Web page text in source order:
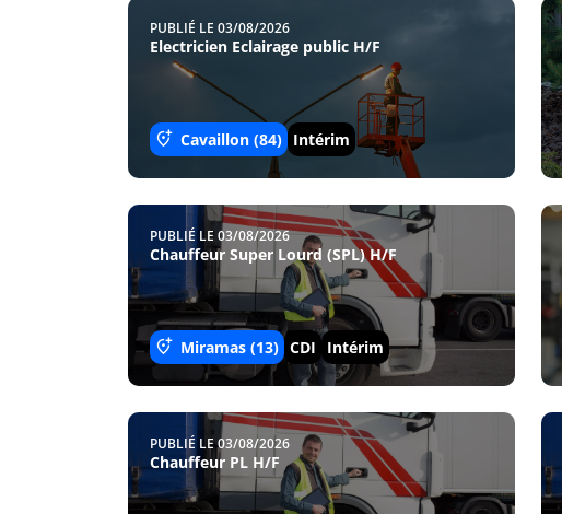
PUBLIÉ LE 03/08/2026
Electricien Eclairage public H/F
Cavaillon (84) Intérim
PUBLIÉ LE 03/08/2026
Chauffeur Super Lourd (SPL) H/F
Miramas (13) CDI Intérim
PUBLIÉ LE 03/08/2026
Chauffeur PL H/F